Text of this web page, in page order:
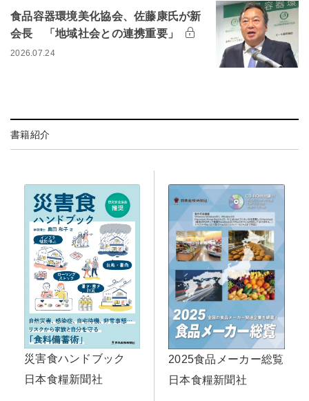
食品容器環境美化協会、佐藤康氏が新
会長 「地域社会との連携重要」
2026.07.24
書籍紹介
災害食ハンドブック
日本食糧新聞社
2025食品メーカー総覧
日本食糧新聞社